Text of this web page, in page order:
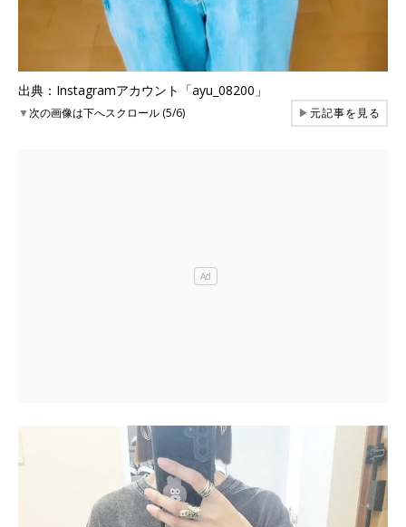
出典：Instagramアカウント「ayu_08200」
▼次の画像は下へスクロール (5/6) ▶元記事を見る